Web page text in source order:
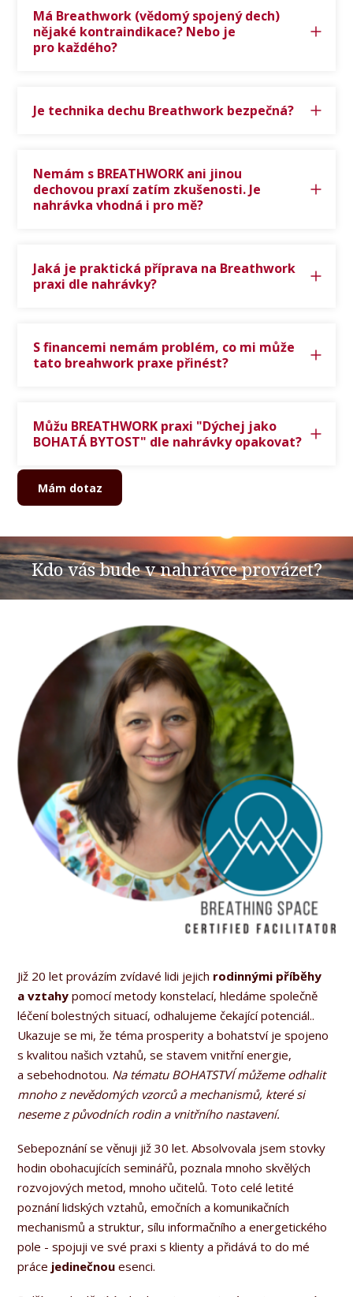
Má Breathwork (vědomý spojený dech)
nějaké kontraindikace? Nebo je
pro každého?
Je technika dechu Breathwork bezpečná?
Nemám s BREATHWORK ani jinou
dechovou praxí zatím zkušenosti. Je
nahrávka vhodná i pro mě?
Jaká je praktická příprava na Breathwork
praxi dle nahrávky?
S financemi nemám problém, co mi může
tato breahwork praxe přinést?
Můžu BREATHWORK praxi "Dýchej jako
BOHATÁ BYTOST" dle nahrávky opakovat?
Mám dotaz
Kdo vás bude v nahrávce provázet?
Již 20 let provázím zvídavé lidi jejich rodinnými příběhy
a vztahy pomocí metody konstelací, hledáme společně
léčení bolestných situací, odhalujeme čekající potenciál..
Ukazuje se mi, že téma prosperity a bohatství je spojeno
s kvalitou našich vztahů, se stavem vnitřní energie,
a sebehodnotou. Na tématu BOHATSTVÍ můžeme odhalit
mnoho z nevědomých vzorců a mechanismů, které si
neseme z původních rodin a vnitřního nastavení.
Sebepoznání se věnuji již 30 let. Absolvovala jsem stovky
hodin obohacujících seminářů, poznala mnoho skvělých
rozvojových metod, mnoho učitelů. Toto celé letité
poznání lidských vztahů, emočních a komunikačních
mechanismů a struktur, sílu informačního a energetického
pole - spojuji ve své praxi s klienty a přidává to do mé
práce jedinečnou esenci.